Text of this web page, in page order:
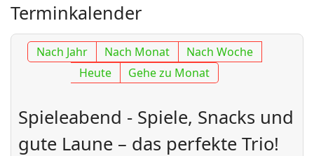
Terminkalender
Nach Jahr Nach Monat
Nach Woche
Heute
Gehe zu Monat
Spieleabend - Spiele, Snacks und
gute Laune – das perfekte Trio!